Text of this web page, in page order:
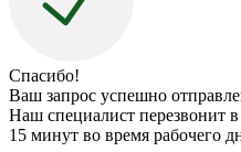
Спасибо!
Ваш запрос успешно
Наш специалист перезвонит в
15 минут во время рабочего